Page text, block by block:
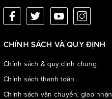
CHÍNH SÁCH VÀ QUY ĐỊNH
Chính sách & quy định chung
Chính sách thanh toán
Chính sách vận chuyển, giao nhận